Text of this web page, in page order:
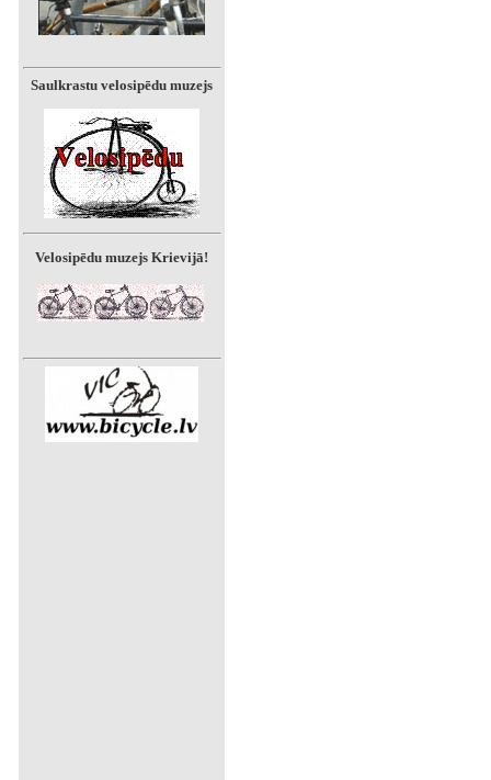
Saulkrastu velosipēdu muzejs
Velosipēdu muzejs Krievijā!